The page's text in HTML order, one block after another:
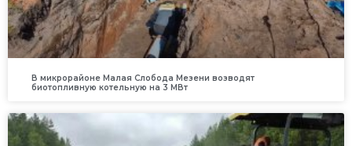
В микрорайоне Малая Слобода Мезени возводят
биотопливную котельную на 3 МВт